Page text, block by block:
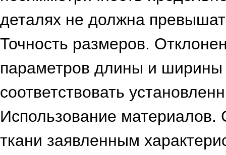
деталях не должна
Точность размеров.
параметров длины и
соответствовать
Использование материалов.
ткани заявленным